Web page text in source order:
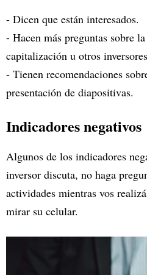
- Dicen que están interesados.
- Hacen más preguntas sobre
capitalización u otros
- Tienen recomendaciones
presentación de diapositivas.
Indicadores negativos
Algunos de los indicadores
inversor discuta, no haga
actividades mientras vos
mirar su celular.